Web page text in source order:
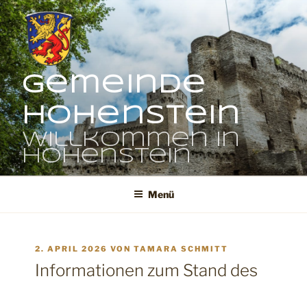
Zum
Inhalt
springen
Gemeinde
Hohenstein
Willkommen in
Hohenstein
Menü
VERÖFFENTLICHT
AM
2. APRIL 2026 VONTAMARA SCHMITT
Informationen zum Stand des